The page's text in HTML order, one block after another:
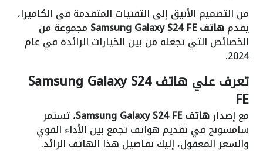
من التصميم الأنيق إلى التقنيات المتقدمة في الكاميرا،
يقدمهاتف Samsung Galaxy S24 FE مجموعة من
الخصائص التي تجعله من بين الخيارات الرائدة في عام
2024.
تعرف علي هاتف Samsung Galaxy S24
FE
مع إصدارهاتف Samsung Galaxy S24 FE ، تستمر
سامسونج في تقديم هواتف تجمع بين الأداء القوي
والسعر المعقول، إليك تفاصيل هذا الهاتف الرائد.